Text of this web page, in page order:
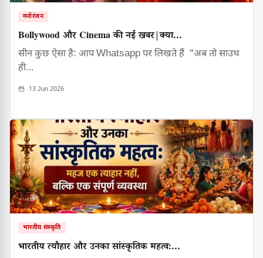
मनोरंजन
Bollywood और Cinema की नई खबर|क्या...
सीन कुछ ऐसा है: आप Whatsapp पर लिखते हैं “अब तो साउथ
ही…
13 Jun 2026
भारतीय संस्कृति
भारतीय त्यौहार और उनका सांस्कृतिक महत्व:...